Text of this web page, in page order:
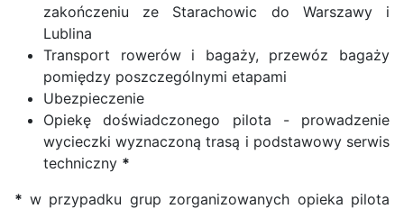
zakończeniu ze Starachowic do Warszawy i
Lublina
Transport rowerów i bagaży, przewóz bagaży
pomiędzy poszczególnymi etapami
Ubezpieczenie
Opiekę doświadczonego pilota - prowadzenie
wycieczki wyznaczoną trasą i podstawowy serwis
techniczny *
* w przypadku grup zorganizowanych opieka pilota